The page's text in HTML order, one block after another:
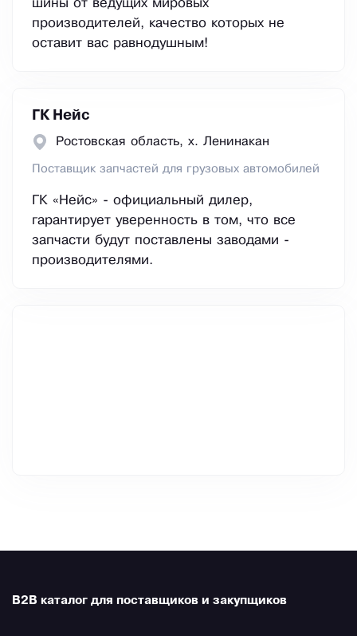
шины от ведущих мировых
производителей, качество которых не
оставит вас равнодушным!
ГК Нейс
Ростовская область, х. Ленинакан
Поставщик запчастей для грузовых автомобилей
ГК «Нейс» - официальный дилер,
гарантирует уверенность в том, что все
запчасти будут поставлены заводами -
производителями.
B2B каталог для поставщиков и закупщиков